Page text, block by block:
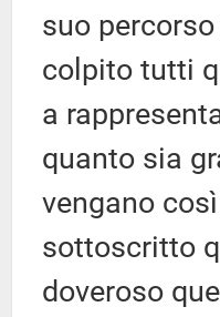
suo
colpito tutti
a
quanto sia
vengano
sottoscritto
doveroso